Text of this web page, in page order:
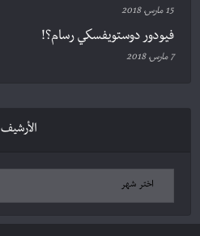
15 مارس، 2018
فيودور دوستويفسكي رسام؟!
7 مارس، 2018
الأرشيف